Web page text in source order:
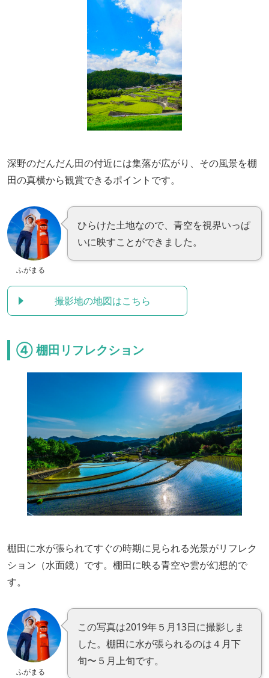
深野のだんだん田の付近には集落が広がり、その風景を棚
田の真横から観賞できるポイントです。
ふがまる
ひらけた土地なので、青空を視界いっぱ
いに映すことができました。
撮影地の地図はこちら
④ 棚田リフレクション
棚田に水が張られてすぐの時期に見られる光景がリフレク
ション（水面鏡）です。棚田に映る青空や雲が幻想的で
す。
ふがまる
この写真は2019年５月13日に撮影しま
した。棚田に水が張られるのは４月下
旬〜５月上旬です。